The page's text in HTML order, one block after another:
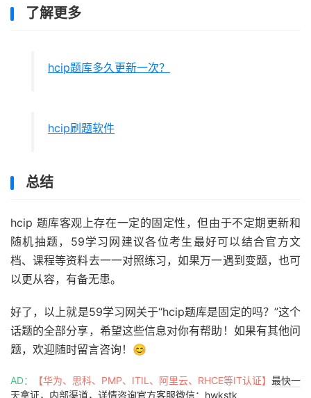
了解更多
hcip题库多久更新一次？
hcip刷题软件
总结
hcip 题库客观上存在一定的固定性，但由于不定期更新和
随机抽题，59学习网建议各位考生最好可以结合官方文
档、课程等资料去一一对照练习，如果万一遇到变题，也可
以更从容，有备无患。
好了，以上就是59学习网关于“hcip题库是固定的吗？”这个
话题的全部分享，希望这些信息对你有帮助！如果有其他问
题，欢迎随时留言咨询！😊
AD： 【华为、思科、PMP、ITIL、阿里云、RHCE等IT认证】 最快一
天拿证，内部渠道，详情咨询官方客服微信：hwkstk